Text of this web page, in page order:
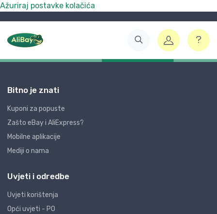
Ažuriraj postavke kolačića
Bitno je znati
Kuponi za popuste
Zašto eBay i AliExpress?
Mobilne aplikacije
Mediji o nama
Uvjeti i odredbe
Uvjeti korištenja
Opći uvjeti - PO